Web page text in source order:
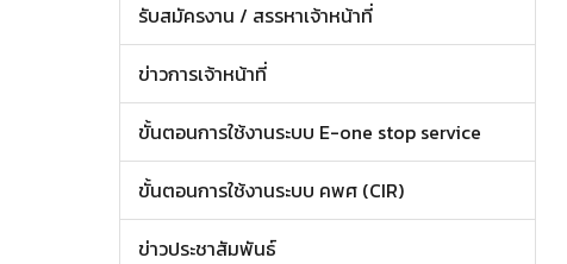
รับสมัครงาน / สรรหาเจ้าหน้าที่
ข่าวการเจ้าหน้าที่
ขั้นตอนการใช้งานระบบ E-one stop service
ขั้นตอนการใช้งานระบบ คพศ (CIR)
ข่าวประชาสัมพันธ์